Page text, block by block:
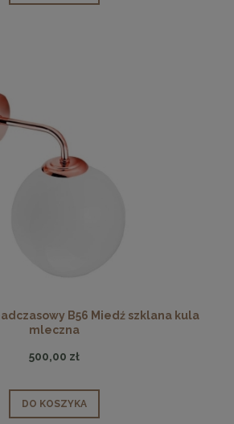
B56 Miedź szklana kula
mleczna
500,00 zł
DO KOSZYKA